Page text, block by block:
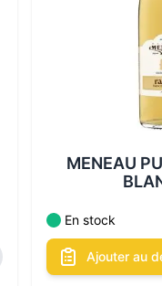
Les
MENEAU
En stock
Ajouter au